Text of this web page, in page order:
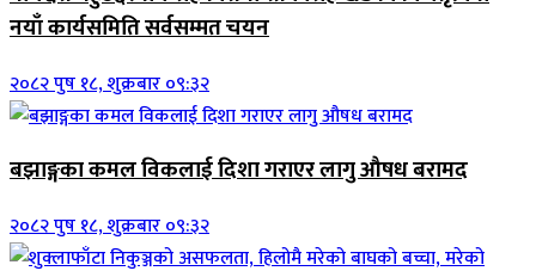
नयाँ कार्यसमिति सर्वसम्मत चयन
२०८२ पुष १८, शुक्रबार ०९:३२
बझाङ्गका कमल विकलाई दिशा गराएर लागु औषध बरामद
२०८२ पुष १८, शुक्रबार ०९:३२